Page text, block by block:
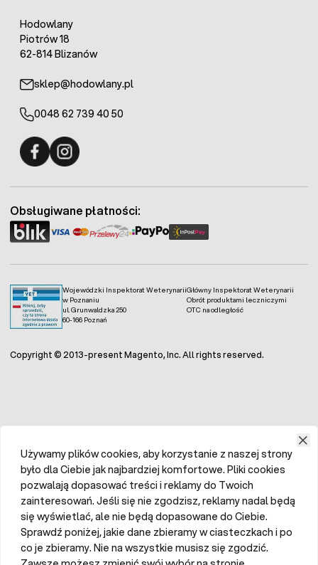
Hodowlany
Piotrów 18
62-814 Blizanów
sklep@hodowlany.pl
0048 62 739 40 50
Wojewódzki Inspektorat Weterynarii
w Poznaniu
ul. Grunwaldzka 250
60-166 Poznań
Główny Inspektorat Weterynarii
Obrót produktami leczniczymi
OTC na odległość
Obsługiwane płatności:
Copyright © 2013-present Magento, Inc. All rights reserved.
Używamy plików cookies, aby korzystanie z naszej strony
było dla Ciebie jak najbardziej komfortowe. Pliki cookies
pozwalają dopasować treści i reklamy do Twoich
zainteresowań. Jeśli się nie zgodzisz, reklamy nadal będą
się wyświetlać, ale nie będą dopasowane do Ciebie.
Sprawdź poniżej, jakie dane zbieramy w ciasteczkach i po
co je zbieramy. Nie na wszystkie musisz się zgodzić.